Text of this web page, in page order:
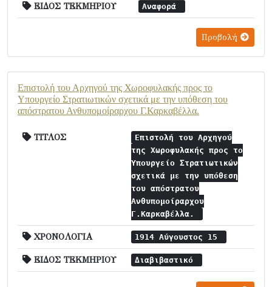
ΕΙΔΟΣ ΤΕΚΜΗΡΙΟΥ Αναφορά
Προβολή
Επιστολή του Αρχηγού της Χωροφυλακής προς το
Υπουργείο Στρατιωτικών σχετικά με την υπόθεση του
απόστρατου Ανθυπομοίραρχου Γ.Καρκαβέλλα.
ΤΙΤΛΟΣ
Επιστολή του Αρχηγού
της Χωροφυλακής προς το
Υπουργείο Στρατιωτικών
σχετικά με την υπόθεση
του απόστρατου
Ανθυπομοίραρχου
Γ.Καρκαβέλλα.
ΧΡΟΝΟΛΟΓΙΑ 1914 Αύγουστος 15
ΕΙΔΟΣ ΤΕΚΜΗΡΙΟΥ Διαβιβαστικό